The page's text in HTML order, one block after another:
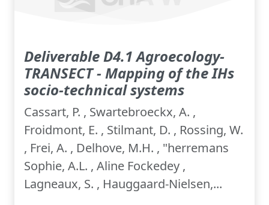
Deliverable D4.1 Agroecology-
TRANSECT - Mapping of the IHs
socio-technical systems
Cassart, P. , Swartebroeckx, A. ,
Froidmont, E. , Stilmant, D. , Rossing, W.
, Frei, A. , Delhove, M.H. , "herremans
Sophie, A.L. , Aline Fockedey ,
Lagneaux, S. , Hauggaard-Nielsen,...